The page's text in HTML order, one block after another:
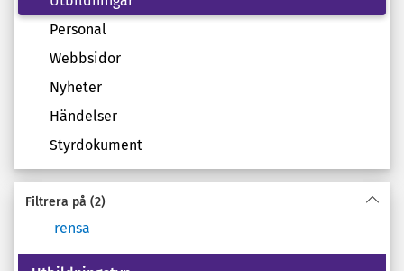
Personal
Webbsidor
Nyheter
Händelser
Styrdokument
Filtrera på (2)
rensa